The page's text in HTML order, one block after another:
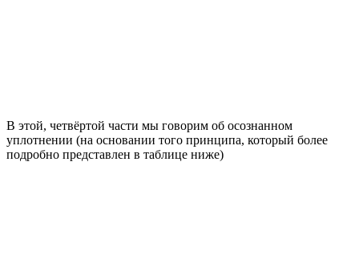
В этой, четвёртой части мы говорим об осознанном
уплотнении (на основании того принципа, который более
подробно представлен в таблице ниже)